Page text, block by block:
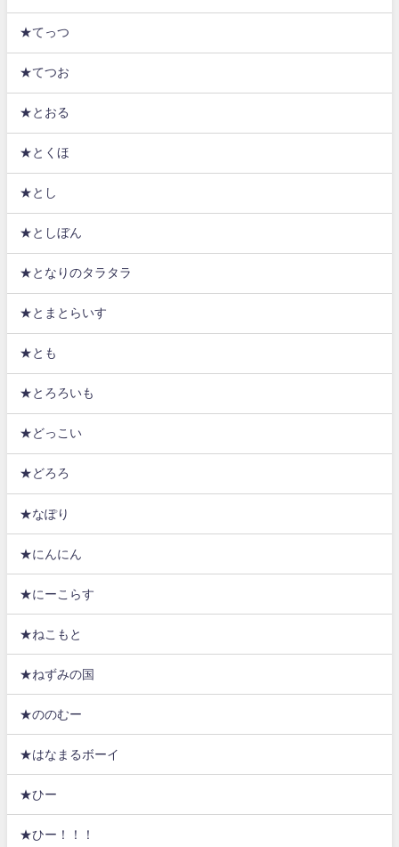
★てっつ
★てつお
★とおる
★とくほ
★とし
★としぼん
★となりのタラタラ
★とまとらいす
★とも
★とろろいも
★どっこい
★どろろ
★なぽり
★にんにん
★にーこらす
★ねこもと
★ねずみの国
★ののむー
★はなまるボーイ
★ひー
★ひー！！！